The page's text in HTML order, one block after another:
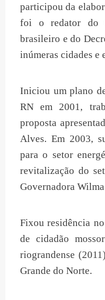
participou da
foi o redator do
brasileiro e do
inúmeras cidades e
Iniciou um plano
RN em 2001,
proposta
Alves. Em 2003,
para o setor
revitalização do
Governadora
Fixou residência
de cidadão
riograndense
Grande do Norte.